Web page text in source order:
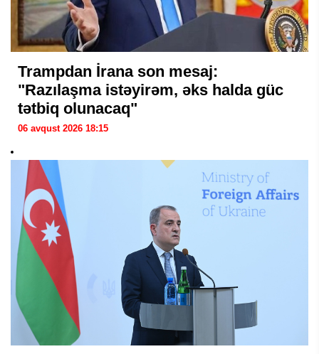
Trampdan İrana son mesaj:
"Razılaşma istəyirəm, əks halda güc
tətbiq olunacaq"
06 avqust 2026 18:15